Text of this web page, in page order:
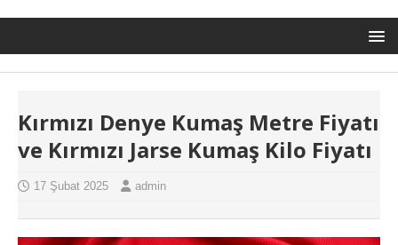
Kırmızı Denye Kumaş Metre Fiyatı
ve Kırmızı Jarse Kumaş Kilo Fiyatı
17 Şubat 2025 admin